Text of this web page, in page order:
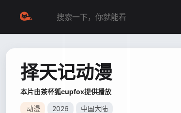
择天记动漫
本片由茶杯狐cupfox提供播放
动漫 2026 中国大陆